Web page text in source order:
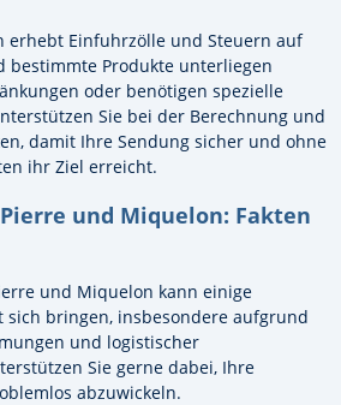
erhebt Einfuhrzölle und Steuern auf
bestimmte Produkte unterliegen
oder benötigen spezielle
Sie bei der Berechnung und
damit Ihre Sendung sicher und ohne
ihr Ziel erreicht.
und Miquelon: Fakten
und Miquelon kann einige
bringen, insbesondere aufgrund
und logistischer
Sie gerne dabei, Ihre
abzuwickeln.